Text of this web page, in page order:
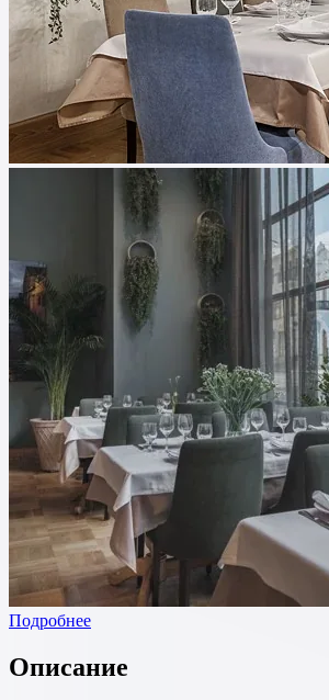
Подробнее
Описание